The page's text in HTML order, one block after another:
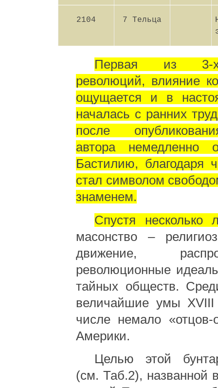
2104 7 Тельца
Первая из 3-
революций, влияние
ощущается и в
началась с ранних
после
автора немедленно
Бастилию, благодаря
стал символом
знаменем.
Спустя несколько
масонство –
движение,
революционные
тайных обществ.
величайшие умы
числе немало «отцов-
Америки.
Целью этой
(см. Таб.2), названной